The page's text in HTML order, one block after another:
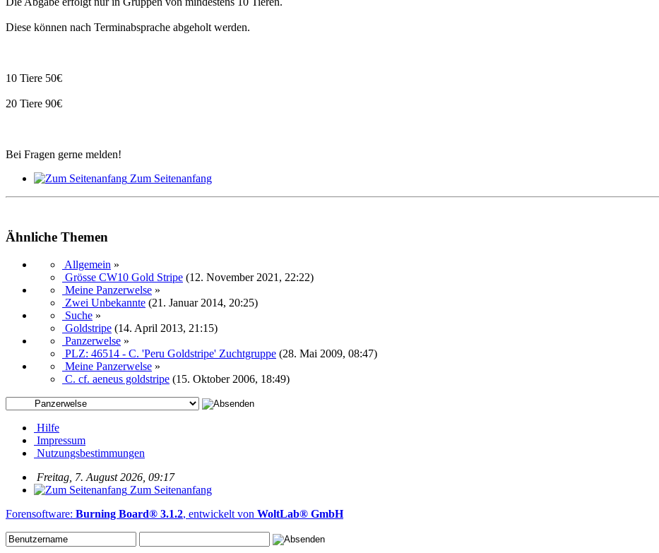
Diese können nach Terminabsprache abgeholt werden.
10 Tiere 50€
20 Tiere 90€
Bei Fragen gerne melden!
Zum Seitenanfang
Ähnliche Themen
Allgemein »
Grösse CW10 Gold Stripe (12. November 2021, 22:22)
Meine Panzerwelse »
Zwei Unbekannte (21. Januar 2014, 20:25)
Suche »
Goldstripe (14. April 2013, 21:15)
Panzerwelse »
PLZ: 46514 - C. 'Peru Goldstripe' Zuchtgruppe (28. Mai 2009, 08:47)
Meine Panzerwelse »
C. cf. aeneus goldstripe (15. Oktober 2006, 18:49)
Hilfe
Impressum
Nutzungsbestimmungen
Freitag, 7. August 2026, 09:17
Zum Seitenanfang
Forensoftware: Burning Board® 3.1.2, entwickelt von WoltLab® GmbH